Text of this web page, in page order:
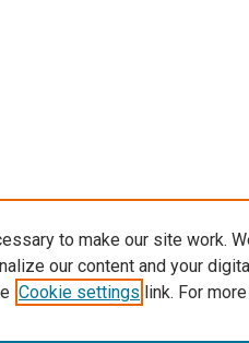
to make our site work.
our content and your
Cookie settings link. For